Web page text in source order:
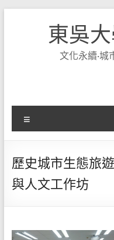
東吳
文化永續·城
單
歷史城市生態旅
與人文工作坊